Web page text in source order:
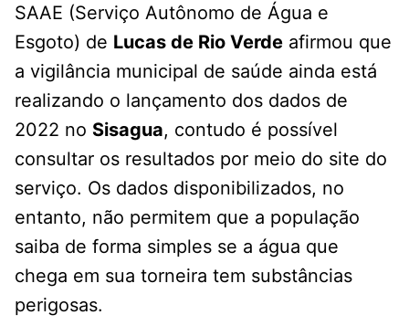
SAAE (Serviço Autônomo de Água e
Esgoto) de Lucas de Rio Verde afirmou que
a vigilância municipal de saúde ainda está
realizando o lançamento dos dados de
2022 no Sisagua, contudo é possível
consultar os resultados por meio do site do
serviço. Os dados disponibilizados, no
entanto, não permitem que a população
saiba de forma simples se a água que
chega em sua torneira tem substâncias
perigosas.